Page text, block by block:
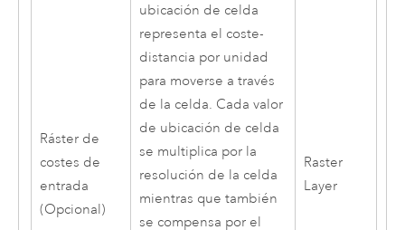
Ráster de
costes de
entrada
(Opcional)
ubicación de celda
representa el coste-
distancia por unidad
para moverse a través
de la celda. Cada valor
de ubicación de celda
se multiplica por la
resolución de la celda
mientras que también
se compensa por el
Raster
Layer